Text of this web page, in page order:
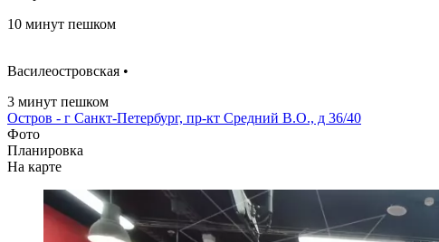
10 минут пешком
Василеостровская •
3 минут пешком
Остров - г Санкт-Петербург, пр-кт Средний В.О., д 36/40
Фото
Планировка
На карте